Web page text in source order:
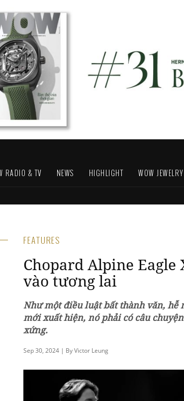
RADIO & TV NEWS HIGHLIGHT WOW JEWELRY
FEATURES
Chopard Alpine Eagle
vào tương lai
Như một điều luật bất thành văn, hễ
mới xuất hiện, nó phải có câu
xứng.
Sep 30, 2024 | By Victor Leung